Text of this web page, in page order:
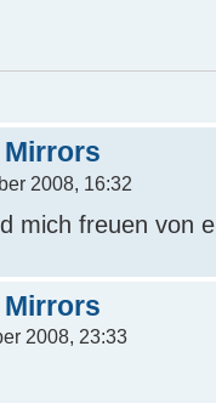
2008, 16:32
mich freuen von
2008, 23:33